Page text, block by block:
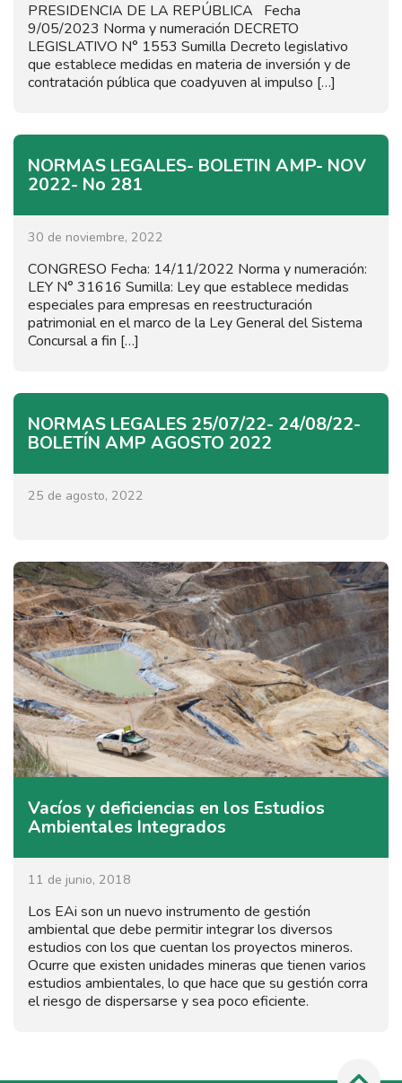
PRESIDENCIA DE LA REPÚBLICA Fecha
9/05/2023 Norma y numeración DECRETO
LEGISLATIVO N° 1553 Sumilla Decreto legislativo
que establece medidas en materia de inversión y de
contratación pública que coadyuven al impulso […]
NORMAS LEGALES- BOLETIN AMP- NOV
2022- No 281
30 de noviembre, 2022
CONGRESO Fecha: 14/11/2022 Norma y numeración:
LEY N° 31616 Sumilla: Ley que establece medidas
especiales para empresas en reestructuración
patrimonial en el marco de la Ley General del Sistema
Concursal a fin […]
NORMAS LEGALES 25/07/22- 24/08/22-
BOLETÍN AMP AGOSTO 2022
25 de agosto, 2022
Vacíos y deficiencias en los Estudios
Ambientales Integrados
11 de junio, 2018
Los EAi son un nuevo instrumento de gestión
ambiental que debe permitir integrar los diversos
estudios con los que cuentan los proyectos mineros.
Ocurre que existen unidades mineras que tienen varios
estudios ambientales, lo que hace que su gestión corra
el riesgo de dispersarse y sea poco eficiente.